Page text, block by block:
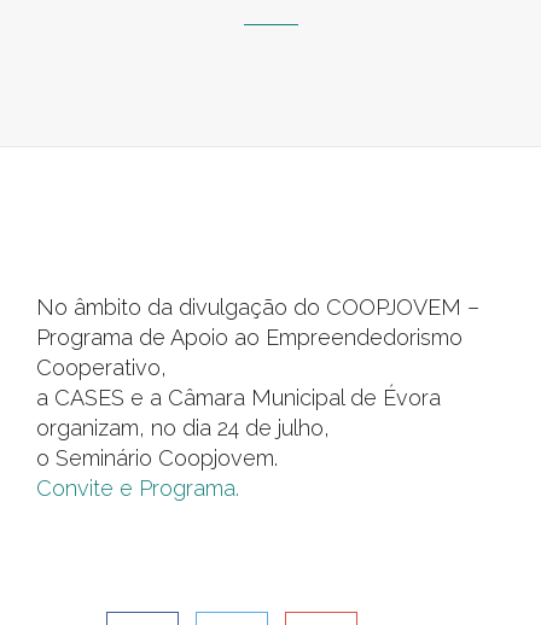
No âmbito da divulgação do COOPJOVEM –
Programa de Apoio ao Empreendedorismo
Cooperativo,
a CASES e a Câmara Municipal de Évora
organizam, no dia 24 de julho,
o Seminário Coopjovem.
Convite e Programa.